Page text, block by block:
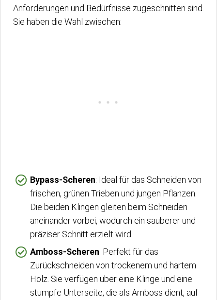
Anforderungen und Bedürfnisse zugeschnitten sind.
Sie haben die Wahl zwischen:
Bypass-Scheren: Ideal für das Schneiden von
frischen, grünen Trieben und jungen Pflanzen.
Die beiden Klingen gleiten beim Schneiden
aneinander vorbei, wodurch ein sauberer und
präziser Schnitt erzielt wird.
Amboss-Scheren: Perfekt für das
Zurückschneiden von trockenem und hartem
Holz. Sie verfügen über eine Klinge und eine
stumpfe Unterseite, die als Amboss dient, auf